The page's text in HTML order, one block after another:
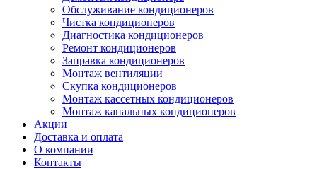
Обслуживание кондиционеров
Чистка кондиционеров
Диагностика кондиционеров
Ремонт кондиционеров
Заправка кондиционеров
Монтаж вентиляции
Скупка кондиционеров
Монтаж кассетных кондиционеров
Монтаж канальных кондиционеров
Акции
Доставка и оплата
О компании
Контакты